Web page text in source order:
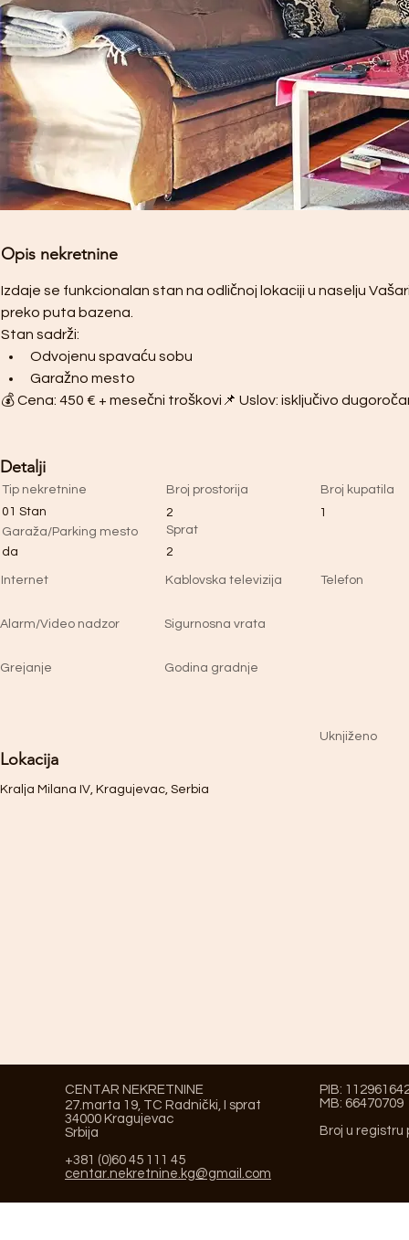
Opis nekretnine
Izdaje se funkcionalan stan na odličnoj lokaciji u naselju
preko puta bazena.
Stan sadrži:
Odvojenu spavaću sobu
Garažno mesto
💰 Cena: 450 € + mesečni troškovi📌 Uslov: isključivo
Detalji
Tip nekretnine
01 Stan
Garaža/Parking mesto
da
Internet
Alarm/Video nadzor
Grejanje
Broj prostorija
2
Sprat
Broj kupatila
1
2
Kablovska televizija Telefon
Sigurnosna vrata
Godina gradnje
Uknjiženo
Lokacija
Kralja Milana IV, Kragujevac, Serbia
CENTAR NEKRETNINE
27.marta 19, TC Radnički, I sprat
34000 Kragujevac
Srbija
+381 (0)60 45 111 45
centar.nekretnine.kg@gmail.com
PIB:
MB: 66470709
Broj u registru